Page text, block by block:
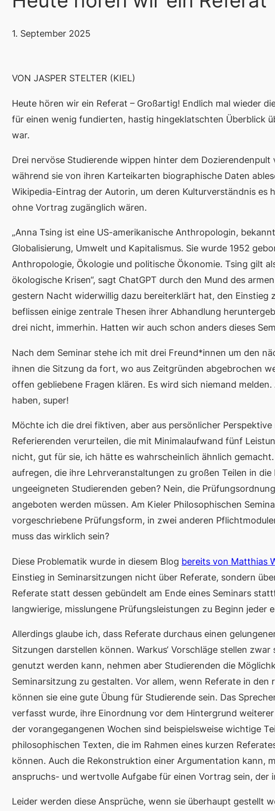
1. September 2025
VON JASPER STELTER (KIEL)
Heute hören wir ein Referat – Großartig! Endlich mal wieder
für einen wenig fundierten, hastig hingeklatschten Überblick
war.
Drei nervöse Studierende wippen hinter dem
während sie von ihren Karteikarten biographische Daten
Wikipedia-Eintrag der Autorin, um deren Kulturverständnis es
ohne Vortrag zugänglich wären.
„Anna Tsing ist eine US-amerikanische Anthropologin,
Globalisierung, Umwelt und Kapitalismus. Sie wurde 1952
Anthropologie, Ökologie und politische Ökonomie. Tsing gilt
ökologische Krisen“, sagt ChatGPT durch den Mund des
gestern Nacht widerwillig dazu bereiterklärt hat, den Einstieg
beflissen einige zentrale Thesen ihrer Abhandlung
drei nicht, immerhin. Hatten wir auch schon anders dieses
Nach dem Seminar stehe ich mit drei Freund*innen um den
ihnen die Sitzung da fort, wo aus Zeitgründen abgebrochen
offen gebliebene Fragen klären. Es wird sich niemand
haben, super!
Möchte ich die drei fiktiven, aber aus persönlicher
Referierenden verurteilen, die mit Minimalaufwand fünf
nicht, gut für sie, ich hätte es wahrscheinlich ähnlich
aufregen, die ihre Lehrveranstaltungen zu großen Teilen in
ungeeigneten Studierenden geben? Nein, die
angeboten werden müssen. Am Kieler Philosophischen
vorgeschriebene Prüfungsform, in zwei anderen
muss das wirklich sein?
Diese Problematik wurde in diesem Blog bereits von Matthias
Einstieg in Seminarsitzungen nicht über Referate, sondern
Referate statt dessen gebündelt am Ende eines Seminars
langwierige, misslungene Prüfungsleistungen zu Beginn jeder
Allerdings glaube ich, dass Referate durchaus einen
Sitzungen darstellen können. Warkus‘ Vorschläge stellen
genutzt werden kann, nehmen aber Studierenden die
Seminarsitzung zu gestalten. Vor allem, wenn Referate in
können sie eine gute Übung für Studierende sein. Das
verfasst wurde, ihre Einordnung vor dem Hintergrund
der vorangegangenen Wochen sind beispielsweise wichtige
philosophischen Texten, die im Rahmen eines kurzen
können. Auch die Rekonstruktion einer Argumentation kann,
anspruchs- und wertvolle Aufgabe für einen Vortrag sein, der
Leider werden diese Ansprüche, wenn sie überhaupt gestellt